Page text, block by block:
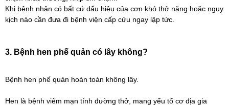
Khi bệnh nhân có bất cứ dấu hiệu của cơn khó thở nặng hoặc nguy
kịch nào cần đưa đi bệnh viện cấp cứu ngay lập tức.
3. Bệnh hen phế quản có lây không?
Bệnh hen phế quản hoàn toàn không lây.
Hen là bệnh viêm mạn tính đường thở, mang yếu tố cơ địa gia